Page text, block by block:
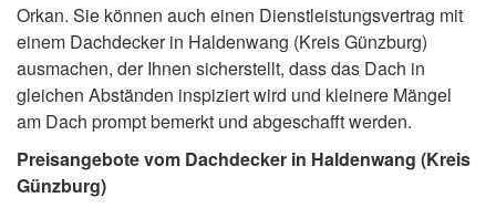
Orkan. Sie können auch einen Dienstleistungsvertrag mit
einem Dachdecker in Haldenwang (Kreis Günzburg)
ausmachen, der Ihnen sicherstellt, dass das Dach in
gleichen Abständen inspiziert wird und kleinere Mängel
am Dach prompt bemerkt und abgeschafft werden.
Preisangebote vom Dachdecker in Haldenwang (Kreis
Günzburg)